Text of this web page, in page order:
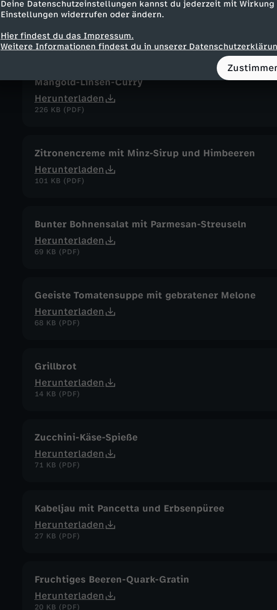
Deine Datenschutzeinstellungen kannst du jederzeit mit
Einstellungen widerrufen oder ändern.
Hier findest du das Impressum.
Weitere Informationen findest du in unserer
Pasta al Limone
61 KB (PDF)
Mangold-Linsen-Curry
Herunterladen
226 KB (PDF)
Zitronencreme mit Minz-Sirup und Himbeeren
Herunterladen
101 KB (PDF)
Bunter Bohnensalat mit Parmesan-Streuseln
Herunterladen
69 KB (PDF)
Geeiste Tomatensuppe mit gebratener Melone
Herunterladen
68 KB (PDF)
Grillbrot
Herunterladen
14 KB (PDF)
Zucchini-Käse-Spieße
Herunterladen
71 KB (PDF)
Kabeljau mit Pancetta und Erbsenpüree
Herunterladen
27 KB (PDF)
Fruchtiges Beeren-Quark-Gratin
Herunterladen
20 KB (PDF)